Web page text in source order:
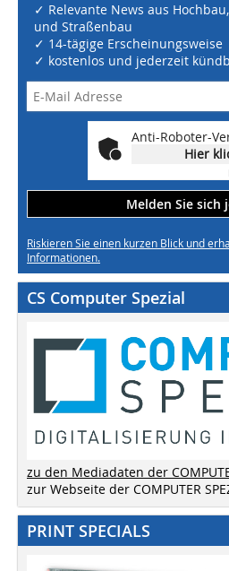
✓ Relevante News aus
und Straßenbau
✓ 14-tägige Erscheinungsweise
✓ kostenlos und jederzeit
Anti-Roboter-
Hier
Melden Sie sich
Riskieren Sie einen kurzen Blick und
Informationen.
CS Computer Spezial
zu den Mediadaten der
zur Webseite der COMPUTER
PRINT SPECIALS